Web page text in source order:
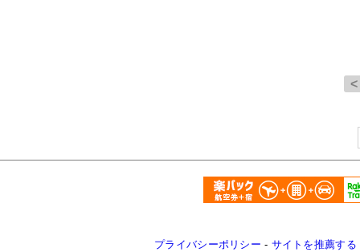
プライバシーポリシー - サイトを推薦する